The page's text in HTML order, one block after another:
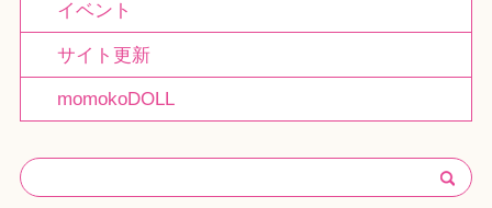
イベント
サイト更新
momokoDOLL